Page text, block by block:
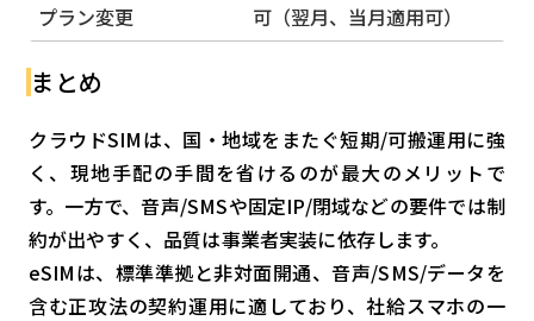
プラン変更
可（翌月、当月適用可）
まとめ
クラウドSIMは、国・地域をまたぐ短期/可搬運用に強
く、現地手配の手間を省けるのが最大のメリットで
す。一方で、音声/SMSや固定IP/閉域などの要件では制
約が出やすく、品質は事業者実装に依存します。
eSIMは、標準準拠と非対面開通、音声/SMS/データを
含む正攻法の契約運用に適しており、社給スマホの一